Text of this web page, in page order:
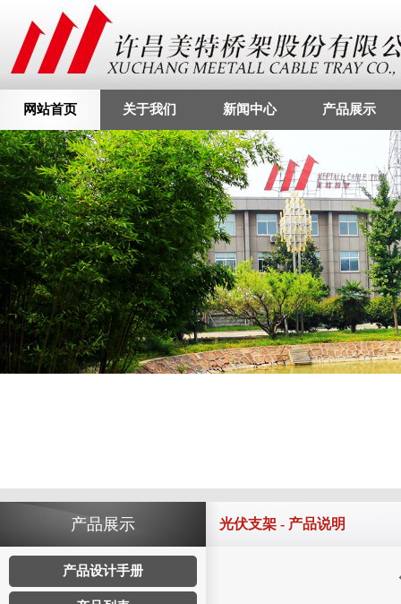
网站首页 关于我们 新闻中心 产品展示
产品展示
产品设计手册
光伏支架 - 产品说明